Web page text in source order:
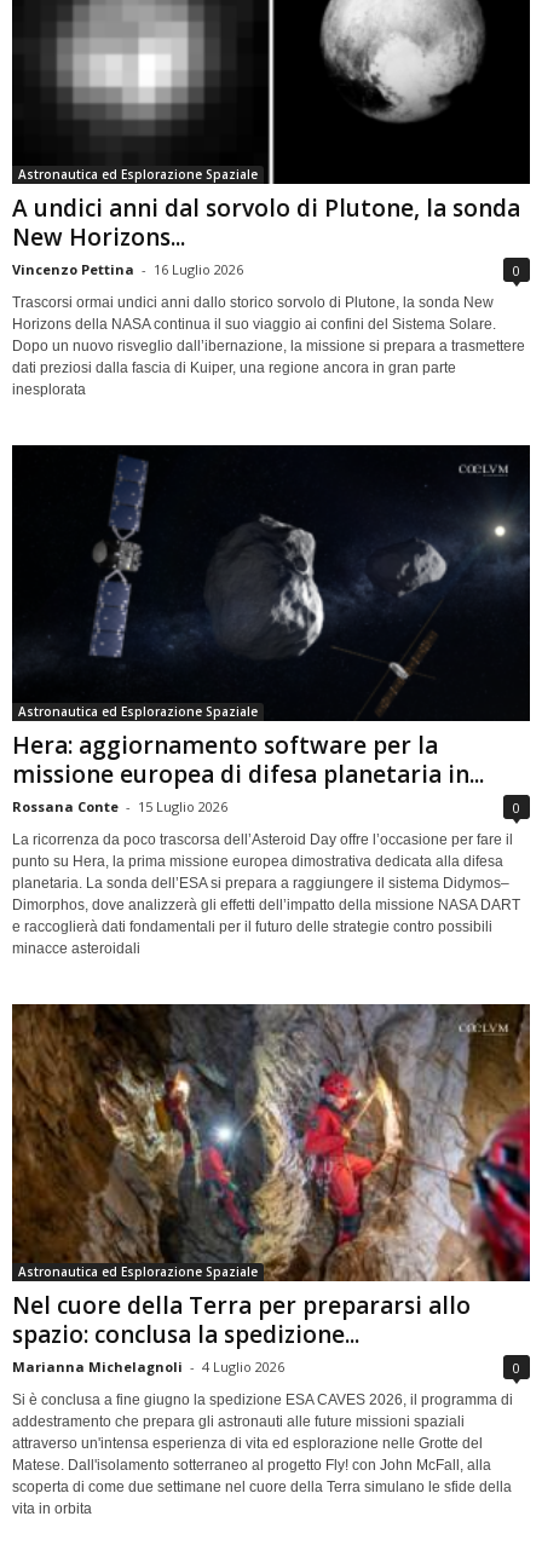
Astronautica ed Esplorazione Spaziale
A undici anni dal sorvolo di Plutone, la sonda
New Horizons...
Vincenzo Pettina - 16 Luglio 2026 0
Trascorsi ormai undici anni dallo storico sorvolo di Plutone, la sonda New
Horizons della NASA continua il suo viaggio ai confini del Sistema Solare.
Dopo un nuovo risveglio dall’ibernazione, la missione si prepara a trasmettere
dati preziosi dalla fascia di Kuiper, una regione ancora in gran parte
inesplorata
Astronautica ed Esplorazione Spaziale
Hera: aggiornamento software per la
missione europea di difesa planetaria in...
Rossana Conte - 15 Luglio 2026 0
La ricorrenza da poco trascorsa dell’Asteroid Day offre l’occasione per fare il
punto su Hera, la prima missione europea dimostrativa dedicata alla difesa
planetaria. La sonda dell’ESA si prepara a raggiungere il sistema Didymos–
Dimorphos, dove analizzerà gli effetti dell’impatto della missione NASA DART
e raccoglierà dati fondamentali per il futuro delle strategie contro possibili
minacce asteroidali
Astronautica ed Esplorazione Spaziale
Nel cuore della Terra per prepararsi allo
spazio: conclusa la spedizione...
Marianna Michelagnoli - 4 Luglio 2026 0
Si è conclusa a fine giugno la spedizione ESA CAVES 2026, il programma di
addestramento che prepara gli astronauti alle future missioni spaziali
attraverso un'intensa esperienza di vita ed esplorazione nelle Grotte del
Matese. Dall'isolamento sotterraneo al progetto Fly! con John McFall, alla
scoperta di come due settimane nel cuore della Terra simulano le sfide della
vita in orbita